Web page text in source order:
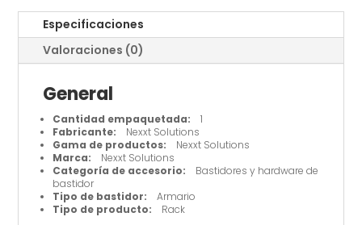
Especificaciones
Valoraciones (0)
General
Cantidad empaquetada: 1
Fabricante: Nexxt Solutions
Gama de productos: Nexxt Solutions
Marca: Nexxt Solutions
Categoría de accesorio: Bastidores y hardware de
bastidor
Tipo de bastidor: Armario
Tipo de producto: Rack